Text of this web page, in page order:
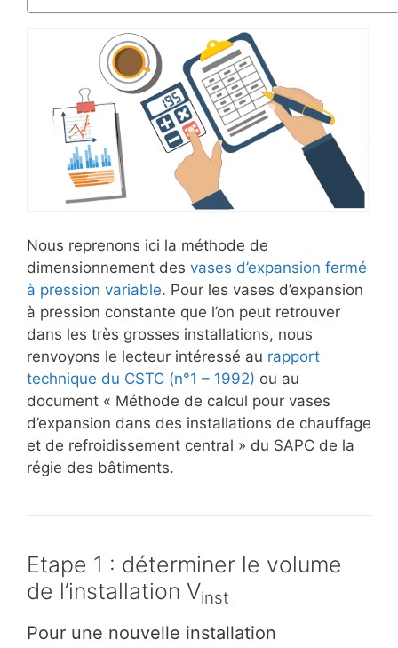
Nous reprenons ici la méthode de
dimensionnement des vases d’expansion fermé
à pression variable. Pour les vases d’expansion
à pression constante que l’on peut retrouver
dans les très grosses installations, nous
renvoyons le lecteur intéressé au rapport
technique du CSTC (n°1 – 1992) ou au
document « Méthode de calcul pour vases
d’expansion dans des installations de chauffage
et de refroidissement central » du SAPC de la
régie des bâtiments.
Etape 1 : déterminer le volume
de l’installation Vinst
Pour une nouvelle installation